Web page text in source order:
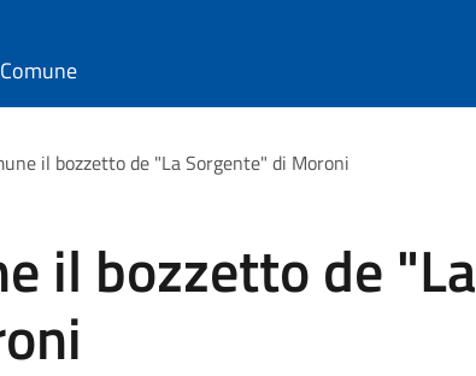
il bozzetto de "La Sorgente" di Moroni
il bozzetto de "La